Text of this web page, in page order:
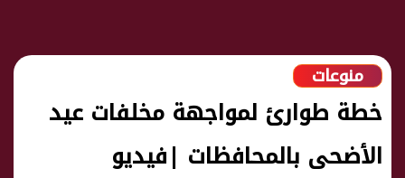
منوعات
خطة طوارئ لمواجهة مخلفات عيد
الأضحى بالمحافظات |فيديو